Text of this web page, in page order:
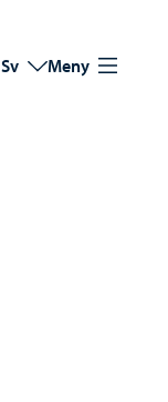
Byt språk
Nuvarande språk:
Sv Meny